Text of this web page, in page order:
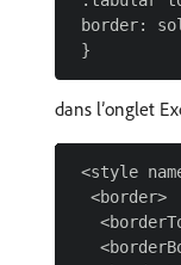
border:
dans l’onglet
<style
  <border>